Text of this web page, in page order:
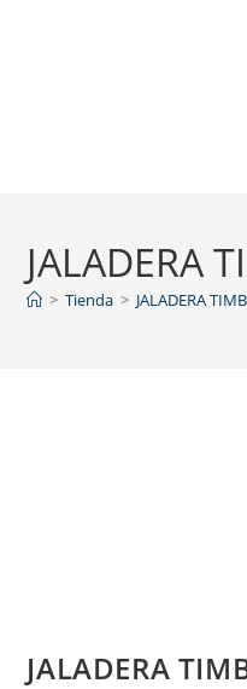
JALADERA
> Tienda > JALADERA
JALADERA